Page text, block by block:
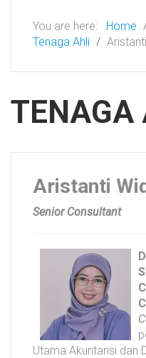
You are here: Home
Tenaga Ahli
TENAGA
Aristanti
Senior Consultant
Utama Akuntansi dan